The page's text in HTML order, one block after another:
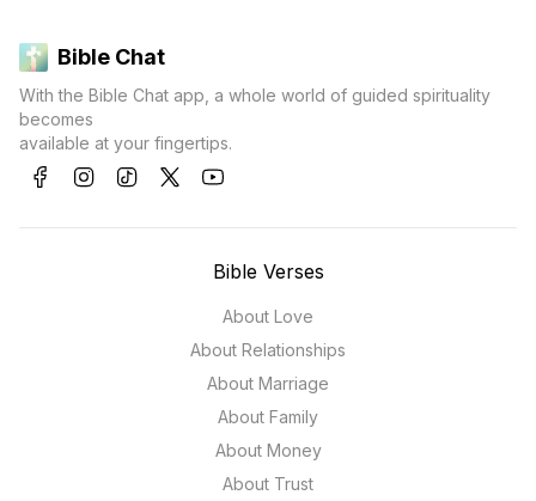
Bible Chat
With the Bible Chat app, a whole world of guided spirituality
becomes
available at your fingertips.
Bible Verses
About Love
About Relationships
About Marriage
About Family
About Money
About Trust